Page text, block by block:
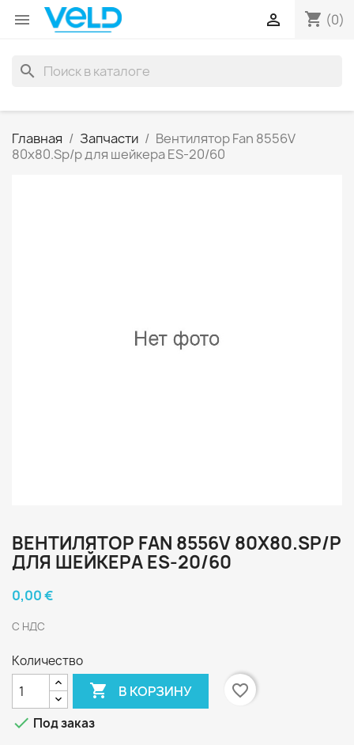
 shopping_cart (0)

search
Главная Запчасти
Вентилятор Fan 8556V
80x80.Sp/p для шейкера ES-20/60
ВЕНТИЛЯТОР FAN 8556V 80X80.SP/P
ДЛЯ ШЕЙКЕРА ES-20/60
0,00 €
С НДС
Количество
 В КОРЗИНУ
favorite_border
 Под заказ